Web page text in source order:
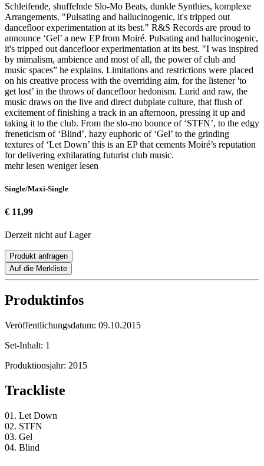
Schleifende, shuffelnde Slo-Mo Beats, dunkle Synthies, komplexe
Arrangements. "Pulsating and hallucinogenic, it's tripped out
dancefloor experimentation at its best." R&S Records are proud to
announce ‘Gel’ a new EP from Moiré. Pulsating and hallucinogenic,
it's tripped out dancefloor experimentation at its best. "I was inspired
by mimalism, ambience and most of all, the power of club and
music spaces” he explains. Limitations and restrictions were placed
on his creative process with the overriding aim, for the listener 'to
get lost’ in the throws of dancefloor hedonism. Lurid and raw, the
music draws on the live and direct dubplate culture, that flush of
excitement of finishing a track in an afternoon, pressing it up and
taking it to the club. From the slo-mo bounce of ‘STFN’, to the edgy
freneticism of ‘Blind’, hazy euphoric of ‘Gel’ to the grinding
textures of ‘Let Down’ this is an EP that cements Moiré’s reputation
for delivering exhilarating futurist club music.
mehr lesen weniger lesen
Single/Maxi-Single
€ 11,99
Derzeit nicht auf Lager
Produkt anfragen
Auf die Merkliste
Produktinfos
Veröffentlichungsdatum: 09.10.2015
Set-Inhalt: 1
Produktionsjahr: 2015
Trackliste
01. Let Down
02. STFN
03. Gel
04. Blind